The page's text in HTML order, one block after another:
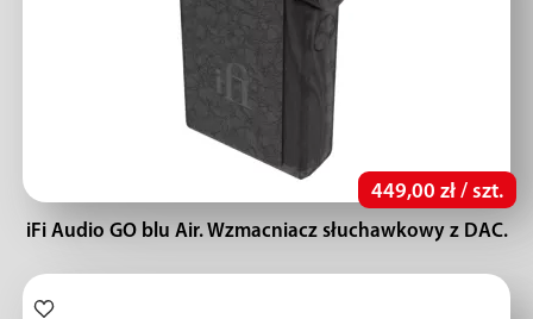
449,00 zł / szt.
iFi Audio GO blu Air. Wzmacniacz słuchawkowy z DAC.